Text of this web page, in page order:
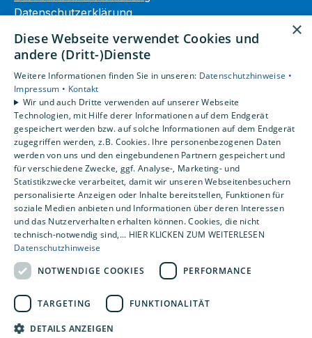
Datenschutzerklärung
Unsere Bereiche
Privatkunden
Gewerbekunden
Karriere
Unternehmen
Kontakt
×
Diese Webseite verwendet Cookies und
andere (Dritt-)Dienste
Weitere Informationen finden Sie in unseren: Datenschutzhinweise •
Impressum • Kontakt
Wir und auch Dritte verwenden auf unserer Webseite
Technologien, mit Hilfe derer Informationen auf dem Endgerät
gespeichert werden bzw. auf solche Informationen auf dem Endgerät
zugegriffen werden, z.B. Cookies. Ihre personenbezogenen Daten
werden von uns und den eingebundenen Partnern gespeichert und
für verschiedene Zwecke, ggf. Analyse-, Marketing- und
Statistikzwecke verarbeitet, damit wir unseren Webseitenbesuchern
personalisierte Anzeigen oder Inhalte bereitstellen, Funktionen für
soziale Medien anbieten und Informationen über deren Interessen
und das Nutzerverhalten erhalten können. Cookies, die nicht
technisch-notwendig sind,... HIER KLICKEN ZUM WEITERLESEN
Datenschutzhinweise
NOTWENDIGE COOKIES
PERFORMANCE
TARGETING FUNKTIONALITÄT
DETAILS ANZEIGEN